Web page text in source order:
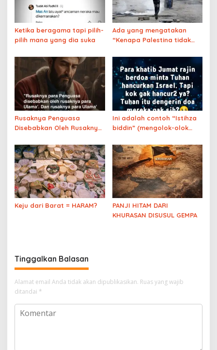
Ketika beragama tapi pilih-
pilih mana yang dia suka
Ada yang mengatakan
“Kenapa Palestina tidak
Rusaknya Penguasa
Disebabkan Oleh Rusaknya
Ini adalah contoh “Istihza
biddin” (mengolok-olok
pelakunya Murtad
Keju dari Barat = HARAM?
PANJI HITAM DARI
KHURASAN DISUSUL GEMPA
Tinggalkan Balasan
Alamat email Anda tidak akan dipublikasikan. Ruas yang wajib
ditandai *